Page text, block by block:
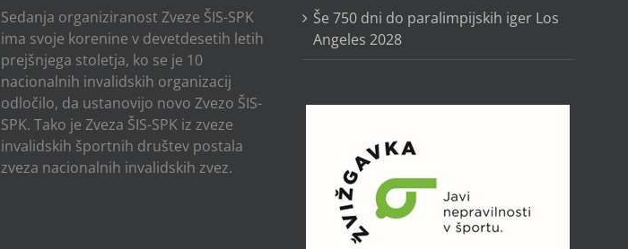
Sedanja organiziranost Zveze ŠIS-SPK
ima svoje korenine v devetdesetih letih
prejšnjega stoletja, ko se je 10
nacionalnih invalidskih organizacij
odločilo, da ustanovijo novo Zvezo ŠIS-
SPK. Tako je Zveza ŠIS-SPK iz zveze
invalidskih športnih društev postala
zveza nacionalnih invalidskih zvez.
Še 750 dni do paralimpijskih iger Los
Angeles 2028